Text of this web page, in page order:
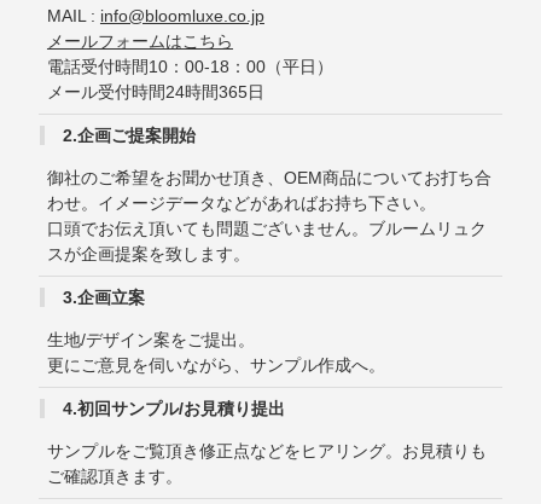
MAIL : info@bloomluxe.co.jp
メールフォームはこちら
電話受付時間10：00-18：00（平日）
メール受付時間24時間365日
2.企画ご提案開始
御社のご希望をお聞かせ頂き、OEM商品についてお打ち合
わせ。イメージデータなどがあればお持ち下さい。
口頭でお伝え頂いても問題ございません。ブルームリュク
スが企画提案を致します。
3.企画立案
生地/デザイン案をご提出。
更にご意見を伺いながら、サンプル作成へ。
4.初回サンプル/お見積り提出
サンプルをご覧頂き修正点などをヒアリング。お見積りも
ご確認頂きます。